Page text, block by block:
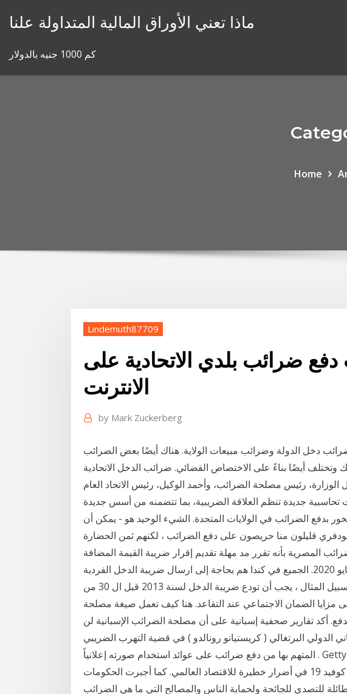
ماذا تعني الأوراق المالية المتداولة علنا
كم 1000 جنيه بالدولار
Home
Lindemuth87709
ضرائب بلدي الاتحادية على
الانترنت
by Mark Zuckerberg
دخل الدولة وضرائب مبيعات الولاية. هناك أيضًا بعض الضرائب
وتختلف أيضًا بناءً على الاختصاص القضائي. ضرائب الدخل الاتحادية
رئيس مصلحة الضرائب، وأحمد الوكيل، رئيس الاتحاد العام
على 9 اتفاقيات تحاسبية جديدة تنظم العلاقة الضريبية، بما تتضمنه من أسس جديدة
بدفع الضرائب في الولايات المتحدة. الشيء الوحيد هو - يمكن أن
المصرية بأنه تقرر مد مهلة تقديم إقرار ضريبة القيمة المضافة
لشهر فبراير إلكترونيًا حتى يوم 10 مايو 2020. الجميع في كندا هم بحاجة إلى ارسال ضريبة الدخل الفردية
قبل ال 30 من أبريل من كل عام. على سبيل المثال ، يجب أن تودع ضريبة الدخل لسنة 2013 قبل ال 30 من
على مزايا الضمان الاجتماعي عند التقاعد. هنا كيف تعمل صيغة مصلحة
أكد تقارير صحفية إسبانية على أن مصلحة الضرائب الإسبانية لن
الدولي البرتغالي ( كريستيانو رونالدو ) في قضية التهرب الضريبي
المتهم بها من دفع ضرائب على عوائد استخدام صورته إعلانياً . Getty Images ثمة دعوات لإجبار الأثرياء على
دفع المزيد من الضرائب. تسببت جائحة كوفيد 19 في أضرار خطيرة للاقتصاد العالمي. كما أجبرت الحكومات
للتصدي للجائحة ولحماية الناس والمصالح التي ما هي الضرائب